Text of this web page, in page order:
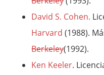
David S. Cohen.
Harvard (1988).
Berkeley(1992).
Ken Keeler.